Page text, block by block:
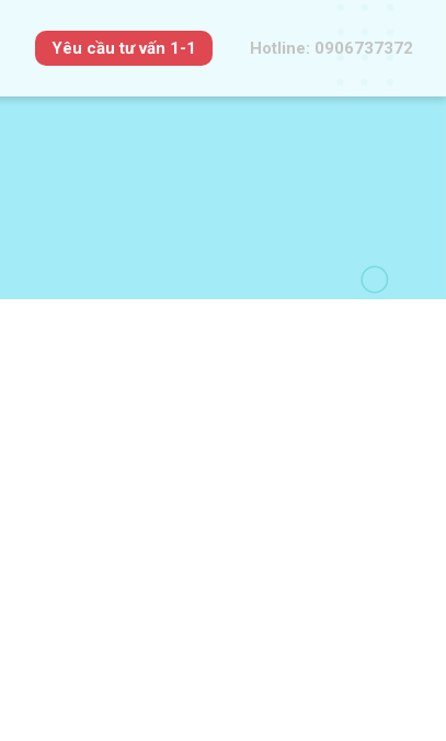
Yêu cầu tư vấn 1-1 Hotline: 0906737372